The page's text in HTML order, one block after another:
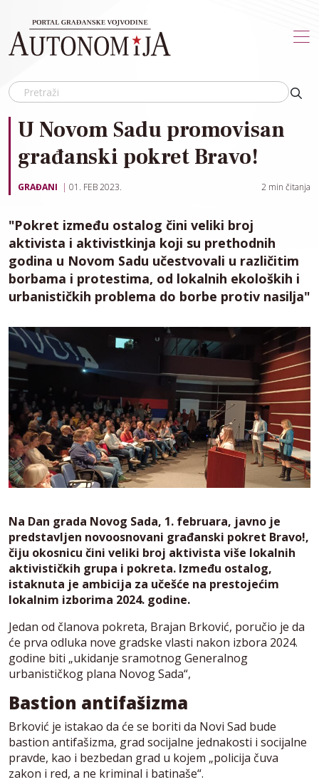
U Novom Sadu promovisan
građanski pokret Bravo!
GRAĐANI 01. FEB 2023. 2 min čitanja
"Pokret između ostalog čini veliki broj
aktivista i aktivistkinja koji su prethodnih
godina u Novom Sadu učestvovali u različitim
borbama i protestima, od lokalnih ekoloških i
urbanističkih problema do borbe protiv nasilja"
Na Dan grada Novog Sada, 1. februara, javno je
predstavljen novoosnovani građanski pokret Bravo!,
čiju okosnicu čini veliki broj aktivista više lokalnih
aktivističkih grupa i pokreta. Između ostalog,
istaknuta je ambicija za učešće na prestojećim
lokalnim izborima 2024. godine.
Jedan od članova pokreta, Brajan Brković, poručio je da
će prva odluka nove gradske vlasti nakon izbora 2024.
godine biti „ukidanje sramotnog Generalnog
urbanističkog plana Novog Sada“,
Bastion antifašizma
Brković je istakao da će se boriti da Novi Sad bude
bastion antifašizma, grad socijalne jednakosti i socijalne
pravde, kao i bezbedan grad u kojem „policija čuva
zakon i red, a ne kriminal i batinaše“.